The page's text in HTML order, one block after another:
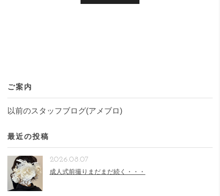
ご案内
以前のスタッフブログ(アメブロ)
最近の投稿
成人式前撮りまだまだ続く・・・
2026.08.07